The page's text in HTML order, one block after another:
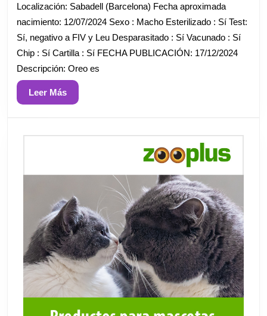
2024
Localización: Sabadell (Barcelona) Fecha aproximada
nacimiento: 12/07/2024 Sexo : Macho Esterilizado : Sí Test:
Sí, negativo a FIV y Leu Desparasitado : Sí Vacunado : Sí
Chip : Sí Cartilla : Sí FECHA PUBLICACIÓN: 17/12/2024
Descripción: Oreo es
Leer MásLeer
Más